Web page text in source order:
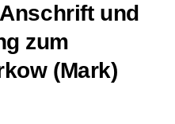
und
zum
(Mark)